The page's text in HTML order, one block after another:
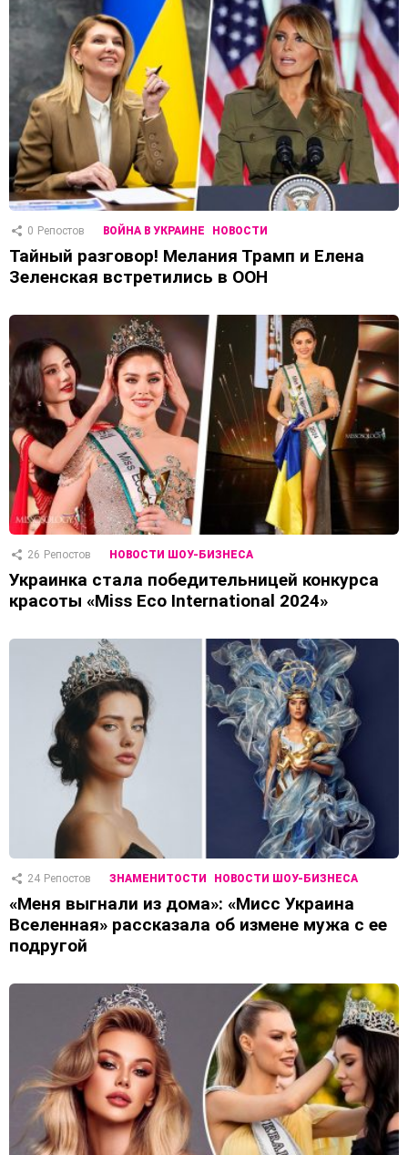
0 Репостов ВОЙНА В УКРАИНЕ НОВОСТИ
Тайный разговор! Мелания Трамп и Елена
Зеленская встретились в ООН
26 Репостов НОВОСТИ ШОУ-БИЗНЕСА
Украинка стала победительницей конкурса
красоты «Miss Eco International 2024»
24 Репостов ЗНАМЕНИТОСТИ НОВОСТИ ШОУ-БИЗНЕСА
«Меня выгнали из дома»: «Мисс Украина
Вселенная» рассказала об измене мужа с ее
подругой